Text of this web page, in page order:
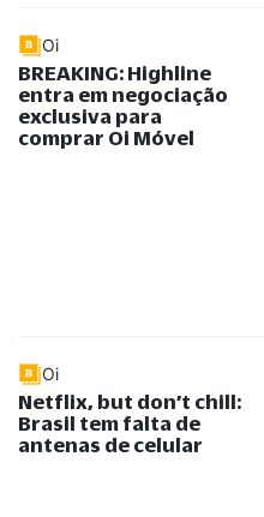
Oi
BREAKING: Highline
entra em negociação
exclusiva para
comprar Oi Móvel
Oi
Netflix, but don’t chill:
Brasil tem falta de
antenas de celular